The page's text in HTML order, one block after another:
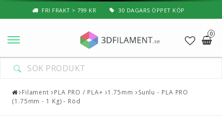
FRI FRAKT > 799 KR 30 DAGARS ÖPPET KÖP
0
Nyheter & Populärt
Filament
Filament PLA PRO / PLA+ 1.75mm
Sunlu - PLA PRO
(1.75mm - 1 Kg) - Röd